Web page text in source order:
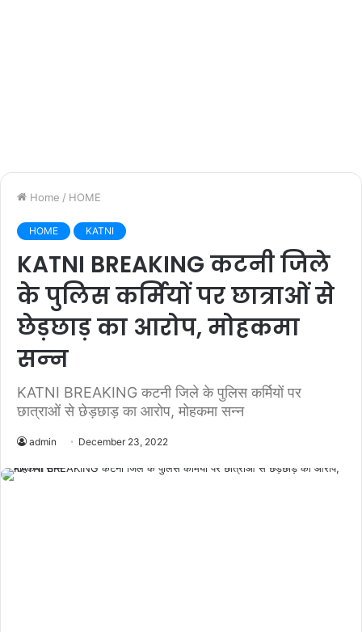
Home / HOME
HOME KATNI
KATNI BREAKING कटनी जिले
के पुलिस कर्मियों पर छात्राओं से
छेड़छाड़ का आरोप, मोहकमा
सन्‍न
KATNI BREAKING कटनी जिले के पुलिस कर्मियों पर
छात्राओं से छेड़छाड़ का आरोप, मोहकमा सन्‍न
admin December 23, 2022